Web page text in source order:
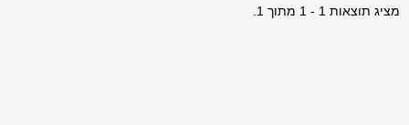
מציג תוצאות 1 - 1 מתוך 1.